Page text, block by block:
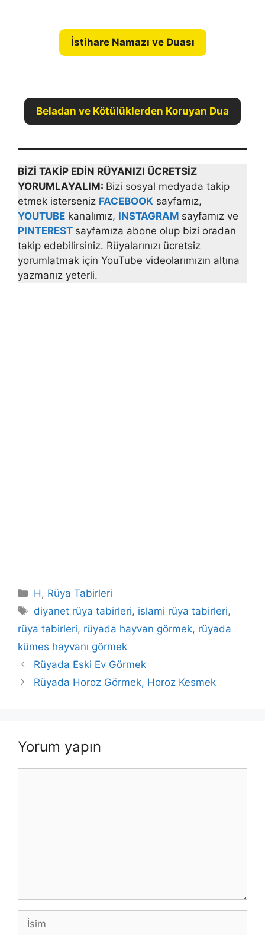
İstihare Namazı ve Duası
Beladan ve Kötülüklerden Koruyan Dua
BİZİ TAKİP EDİN RÜYANIZI ÜCRETSİZ
YORUMLAYALIM: Bizi sosyal medyada takip
etmek isterseniz FACEBOOK sayfamız,
YOUTUBE kanalımız, INSTAGRAM sayfamız ve
PINTEREST sayfamıza abone olup bizi oradan
takip edebilirsiniz. Rüyalarınızı ücretsiz
yorumlatmak için YouTube videolarımızın altına
yazmanız yeterli.
Kategoriler
H , Rüya Tabirleri
Etiketler
diyanet rüya tabirleri, islami rüya tabirleri,
rüya tabirleri, rüyada hayvan görmek, rüyada
kümes hayvanı görmek
Rüyada Eski Ev Görmek
Rüyada Horoz Görmek, Horoz Kesmek
Yorum yapın
İsim